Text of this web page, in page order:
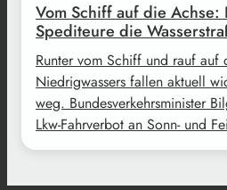
Vom Schiff auf die Achse:
Spediteure die
Runter vom Schiff und rauf auf
Niedrigwassers fallen aktuell
weg. Bundesverkehrsminister
Lkw-Fahrverbot an Sonn- und